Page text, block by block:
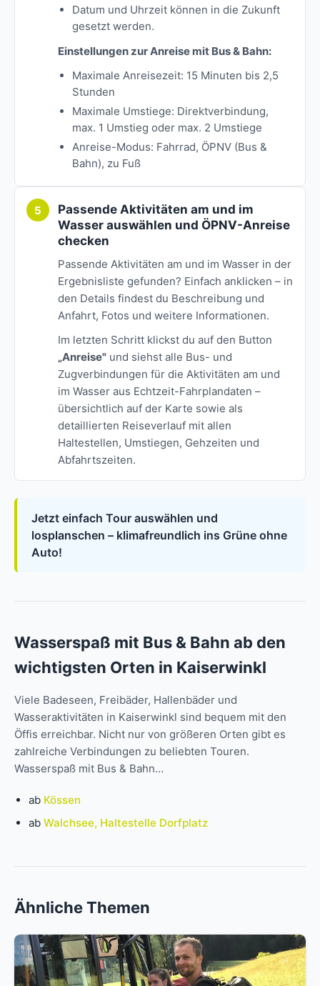
Datum und Uhrzeit können in die Zukunft
gesetzt werden.
Einstellungen zur Anreise mit Bus & Bahn:
Maximale Anreisezeit: 15 Minuten bis 2,5
Stunden
Maximale Umstiege: Direktverbindung,
max. 1 Umstieg oder max. 2 Umstiege
Anreise-Modus: Fahrrad, ÖPNV (Bus &
Bahn), zu Fuß
Passende Aktivitäten am und im
Wasser auswählen und ÖPNV-Anreise
checken
Passende Aktivitäten am und im Wasser in der
Ergebnisliste gefunden? Einfach anklicken – in
den Details findest du Beschreibung und
Anfahrt, Fotos und weitere Informationen.
Im letzten Schritt klickst du auf den Button
„Anreise" und siehst alle Bus- und
Zugverbindungen für die Aktivitäten am und
im Wasser aus Echtzeit-Fahrplandaten –
übersichtlich auf der Karte sowie als
detaillierten Reiseverlauf mit allen
Haltestellen, Umstiegen, Gehzeiten und
Abfahrtszeiten.
Jetzt einfach Tour auswählen und
losplanschen – klimafreundlich ins Grüne ohne
Auto!
Wasserspaß mit Bus & Bahn ab den
wichtigsten Orten in Kaiserwinkl
Viele Badeseen, Freibäder, Hallenbäder und
Wasseraktivitäten in Kaiserwinkl sind bequem mit den
Öffis erreichbar. Nicht nur von größeren Orten gibt es
zahlreiche Verbindungen zu beliebten Touren.
Wasserspaß mit Bus & Bahn…
ab Kössen
ab Walchsee, Haltestelle Dorfplatz
Ähnliche Themen